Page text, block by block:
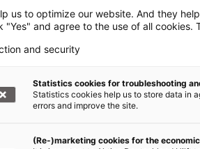
Dörfern und Camps Schutz
notdürftigen Unterkünften
Alessa Behler.
und macht sich gerade auf
lokalen Partnerorganisation
die bislang durch die Dörfer
us to optimize our website. And they
"Yes" and agree to the use of all cookies.
and security
Statistics cookies for troubleshooting
Statistics cookies help us to store data in
errors and improve the site.
(Re-)marketing cookies for the